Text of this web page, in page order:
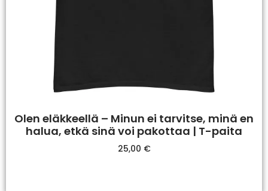
Olen eläkkeellä – Minun ei tarvitse, minä en
halua, etkä sinä voi pakottaa | T-paita
25,00 €